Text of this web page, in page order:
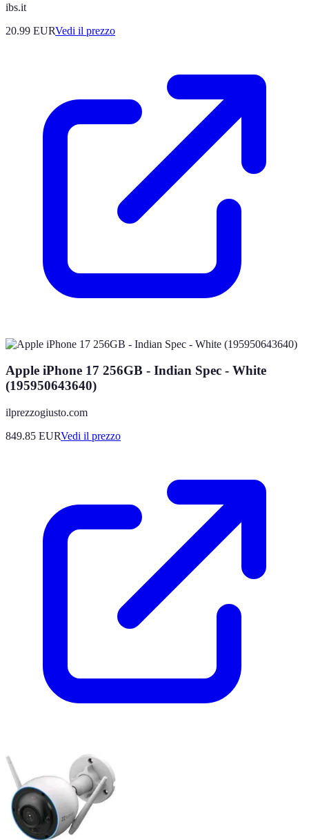
ibs.it
20.99 EURVedi il prezzo
Apple iPhone 17 256GB - Indian Spec - White
(195950643640)
ilprezzogiusto.com
849.85 EURVedi il prezzo